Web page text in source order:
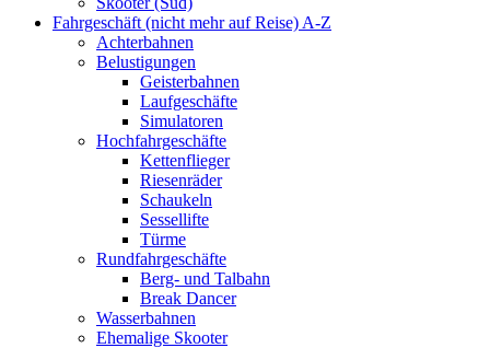
Fahrgeschäft (nicht mehr auf Reise) A-Z
Achterbahnen
Belustigungen
Geisterbahnen
Laufgeschäfte
Simulatoren
Hochfahrgeschäfte
Kettenflieger
Riesenräder
Schaukeln
Sessellifte
Türme
Rundfahrgeschäfte
Berg- und Talbahn
Break Dancer
Wasserbahnen
Ehemalige Skooter